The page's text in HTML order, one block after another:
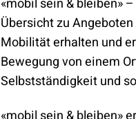
Tempo 30
Lebensräume
2045
Schulweg
Zug statt Flug
VCS-Magazin
jungVCS
Sektionen
Erfolge
«mobil sein & bleiben»
Übersicht zu
Mobilität erhalten und
Bewegung von einem
Selbstständigkeit und